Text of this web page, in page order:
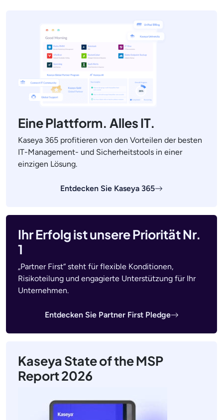
Eine Plattform. Alles IT.
Kaseya 365 profitieren von den Vorteilen der besten
IT-Management- und Sicherheitstools in einer
einzigen Lösung.
Entdecken Sie Kaseya 365
Ihr Erfolg ist unsere Priorität Nr.
1
„Partner First“ steht für flexible Konditionen,
Risikoteilung und engagierte Unterstützung für Ihr
Unternehmen.
Entdecken Sie Partner First Pledge
Kaseya State of the MSP
Report 2026